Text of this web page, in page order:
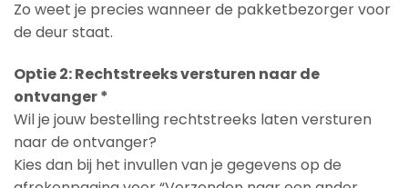
Zo weet je precies wanneer de pakketbezorger voor
de deur staat.
Optie 2: Rechtstreeks versturen naar de
ontvanger *
Wil je jouw bestelling rechtstreeks laten versturen
naar de ontvanger?
Kies dan bij het invullen van je gegevens op de